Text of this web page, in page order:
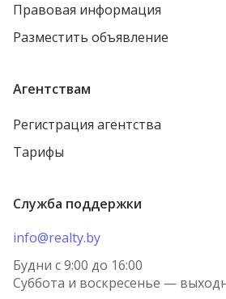
Правовая информация
Разместить объявление
Агентствам
Регистрация агентства
Тарифы
Служба поддержки
info@realty.by
Будни с 9:00 до 16:00
Суббота и воскресенье —